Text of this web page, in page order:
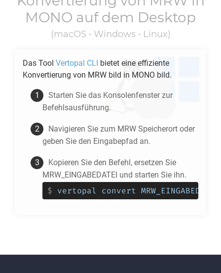
MONO auf dem Desktop
(macOS • Windows • Linux)
Das Tool Vertopal CLI bietet eine effiziente
Konvertierung von MRW bild in MONO bild.
Starten Sie das Konsolenfenster zur
Befehlsausführung.
Navigieren Sie zum MRW Speicherort oder
geben Sie den Eingabepfad an.
Kopieren Sie den Befehl, ersetzen Sie
MRW_EINGABEDATEI und starten Sie ihn.
$ vertopal convert